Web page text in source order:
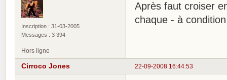
Inscription : 31-03-2005
Messages : 3 394
Après faut croiser
chaque - à
Hors ligne
22-09-2008 16:44:53
Cirroco Jones